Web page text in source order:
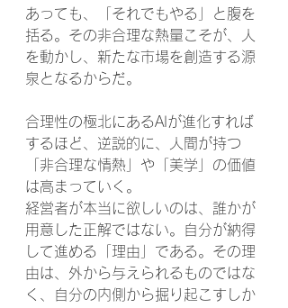
あっても、「それでもやる」と腹を
括る。その非合理な熱量こそが、人
を動かし、新たな市場を創造する源
泉となるからだ。
合理性の極北にあるAIが進化すれば
するほど、逆説的に、人間が持つ
「非合理な情熱」や「美学」の価値
は高まっていく。
経営者が本当に欲しいのは、誰かが
用意した正解ではない。自分が納得
して進める「理由」である。その理
由は、外から与えられるものではな
く、自分の内側から掘り起こすしか